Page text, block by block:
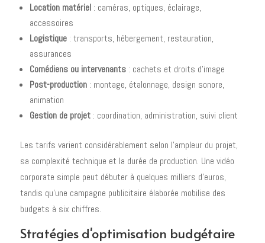
Location matériel: caméras, optiques, éclairage,
accessoires
Logistique: transports, hébergement, restauration,
assurances
Comédiens ou intervenants: cachets et droits d'image
Post-production: montage, étalonnage, design sonore,
animation
Gestion de projet: coordination, administration, suivi client
Les tarifs varient considérablement selon l'ampleur du projet,
sa complexité technique et la durée de production. Une vidéo
corporate simple peut débuter à quelques milliers d'euros,
tandis qu'une campagne publicitaire élaborée mobilise des
budgets à six chiffres.
Stratégies d'optimisation budgétaire